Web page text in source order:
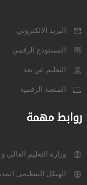
البريد الالكتروني
المستودع الرقمي
التعليم عن بعد
المنصة الرقمية
روابط مهمة
وزارة التعليم العالي
الهيكل التنظيمي